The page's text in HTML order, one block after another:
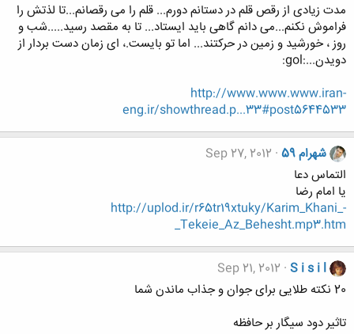
مدت زیادی از رقص قلم در دستانم دورم... قلم را می رقصانم...تا لذتش را
فراموش نکنم...می دانم گاهی باید ایستاد... تا به مقصد رسید.....شب و
روز ، خورشید و زمین در حرکتند... اما تو بایست.، ای زمان دست بردار از
دویدن...:gol:
http://www.www.www.iran-
eng.ir/showthread.p...33#post5644533
شهرام 59
Sep 27, 2012
التماس دعا
یا امام رضا
http://uplod.ir/r65tr19xtuky/Karim_Khani_-
_Tekeie_Az_Behesht.mp3.htm
S i s i l
Sep 21, 2012
20 نکته طلایی برای جوان و جذاب ماندن شما
تاثیر دود سیگار بر حافظه